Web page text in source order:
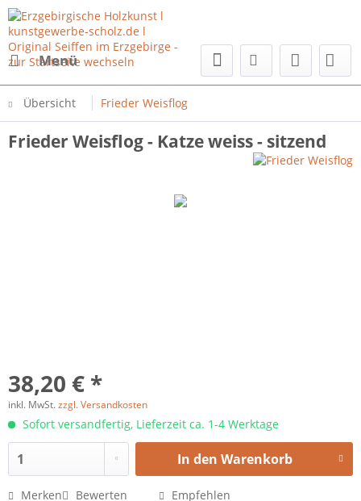
Menü
Übersicht Frieder Weisflog
Frieder Weisflog - Katze weiss - sitzend
38,20 € *
inkl. MwSt.zzgl. Versandkosten
Sofort versandfertig, Lieferzeit ca. 1-4 Werktage
In den Warenkorb
Merken Bewerten Empfehlen